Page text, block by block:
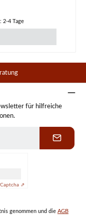
2-4 Tage
für hilfreiche
Captcha ⇗
genommen und die AGB